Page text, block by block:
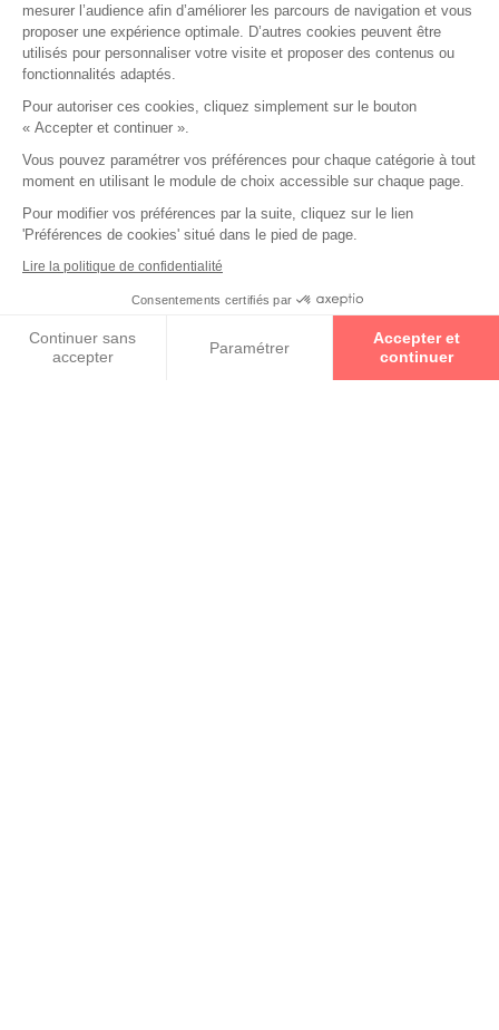
RETOUR VERS LA LISTE DES
RÉSULTATS
Un Opticien Par Conviction est un spécialiste proche de
vous géographiquement et humainement. Avec 2 000
indépendants répartis dans toute la France, il y aura
toujours un Opticien Par Conviction pour mettre à votre
disposition son savoir-faire, son expertise et vous offrir la
prestation la plus personnalisée possible.
En savoir +
mesurer l’audience afin d’améliorer les parcours de navigation et vous
proposer une expérience optimale. D’autres cookies peuvent être
utilisés pour personnaliser votre visite et proposer des contenus ou
fonctionnalités adaptés.
Pour autoriser ces cookies, cliquez simplement sur le bouton
« Accepter et continuer ».
Vous pouvez paramétrer vos préférences pour chaque catégorie à tout
moment en utilisant le module de choix accessible sur chaque page.
Pour modifier vos préférences par la suite, cliquez sur le lien
'Préférences de cookies' situé dans le pied de page.
Lire la politique de confidentialité
Consentements certifiés par
Continuer sans
accepter
Paramétrer
Accepter et
continuer